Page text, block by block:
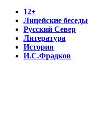
12+
Лицейские беседы
Русский Север
Литература
История
И.С.Фрадков